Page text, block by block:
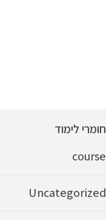
חומרי לימוד
course
Uncategorized